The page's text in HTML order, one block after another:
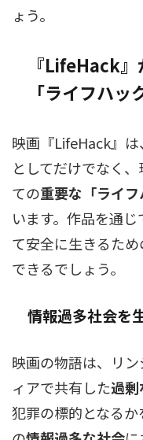
ょう。
『LifeHack
「ライフハッ
映画『LifeHack』
としてだけでなく
ての重要な「ライ
います。作品を通
て安全に生きるため
できるでしょう。
情報過多社会を
映画の物語は、リ
ィアで共有した過
犯罪の標的となる